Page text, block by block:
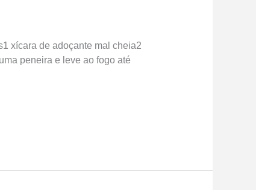
xícara de adoçante mal cheia2
peneira e leve ao fogo até